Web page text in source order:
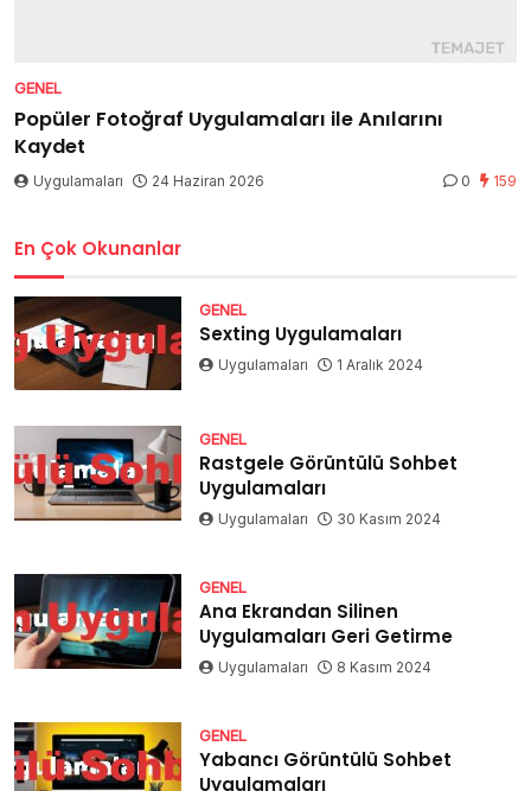
GENEL
Popüler Fotoğraf Uygulamaları ile Anılarını
Kaydet
Uygulamaları 24 Haziran 2026 0 159
En Çok Okunanlar
GENEL
Sexting Uygulamaları
Uygulamaları 1 Aralık 2024
GENEL
Rastgele Görüntülü Sohbet
Uygulamaları
Uygulamaları 30 Kasım 2024
GENEL
Ana Ekrandan Silinen
Uygulamaları Geri Getirme
Uygulamaları 8 Kasım 2024
GENEL
Yabancı Görüntülü Sohbet
Uygulamaları